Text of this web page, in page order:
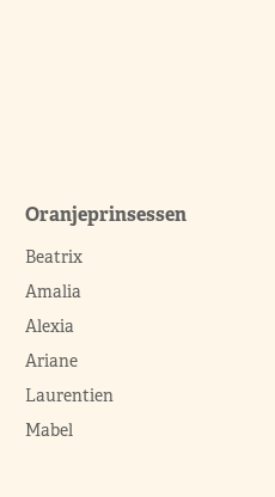
Oranjeprinsessen
Beatrix
Amalia
Alexia
Ariane
Laurentien
Mabel